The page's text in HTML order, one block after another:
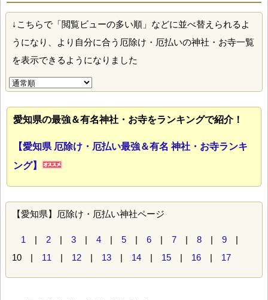
↓こちらで「閲覧ビューの多い順」などに並べ替えられるよ
うになり、より自分に合う厄除け・厄払いの神社・お寺一覧
を表示できるようになりました
愛知県の最強＆有名神社・お寺をランキングで紹介！
【愛知県 厄除け・厄払い最強＆有名 神社・お寺ランキ
ング】
【愛知県】厄除け・厄払い神社ページ
1 | 2 | 3 | 4 | 5 | 6 | 7 | 8 | 9 |
10 | 11 | 12 | 13 | 14 | 15 | 16 | 17